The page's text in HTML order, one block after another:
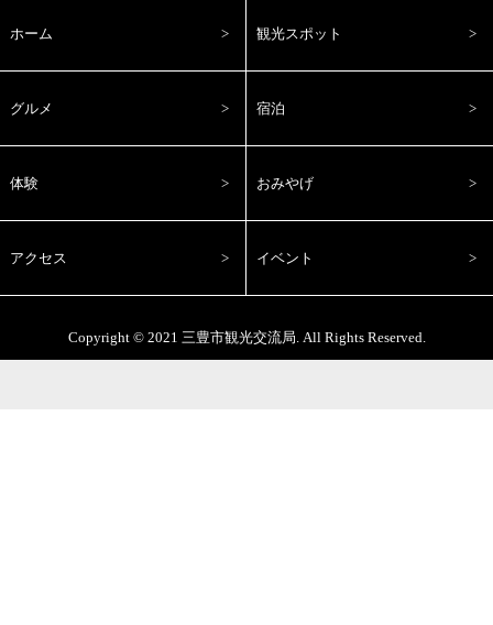
ホーム 観光スポット
グルメ 宿泊
体験 おみやげ
アクセス イベント
Copyright © 2021 三豊市観光交流局. All Rights Reserved.